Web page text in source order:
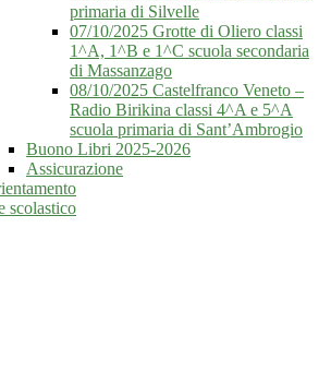
primaria di Silvelle
07/10/2025 Grotte di Oliero classi
1^A, 1^B e 1^C scuola secondaria
di Massanzago
08/10/2025 Castelfranco Veneto –
Radio Birikina classi 4^A e 5^A
scuola primaria di Sant’Ambrogio
Buono Libri 2025-2026
Assicurazione
scolastico